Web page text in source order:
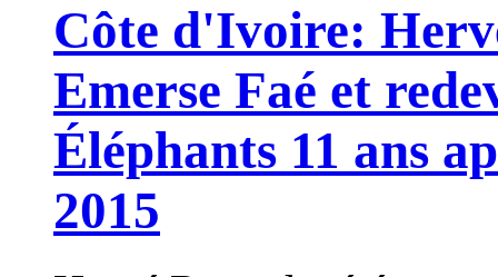
Côte d'Ivoire:
Emerse Faé et
Éléphants 11 ans
2015